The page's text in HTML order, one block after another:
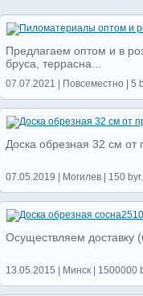
Предлагаем оптом и в
бруса, террасна...
07.07.2021 | Повсеместно | 5
Доска обрезная 32 см
07.05.2019 | Могилев | 150 byr.
Осуществляем доставку
13.05.2015 | Минск | 1500000